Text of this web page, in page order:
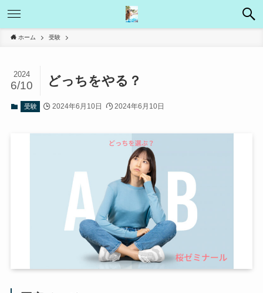
ホーム 受験
どっちをやる？
2024
6/10
受験 2024年6月10日 2024年6月10日